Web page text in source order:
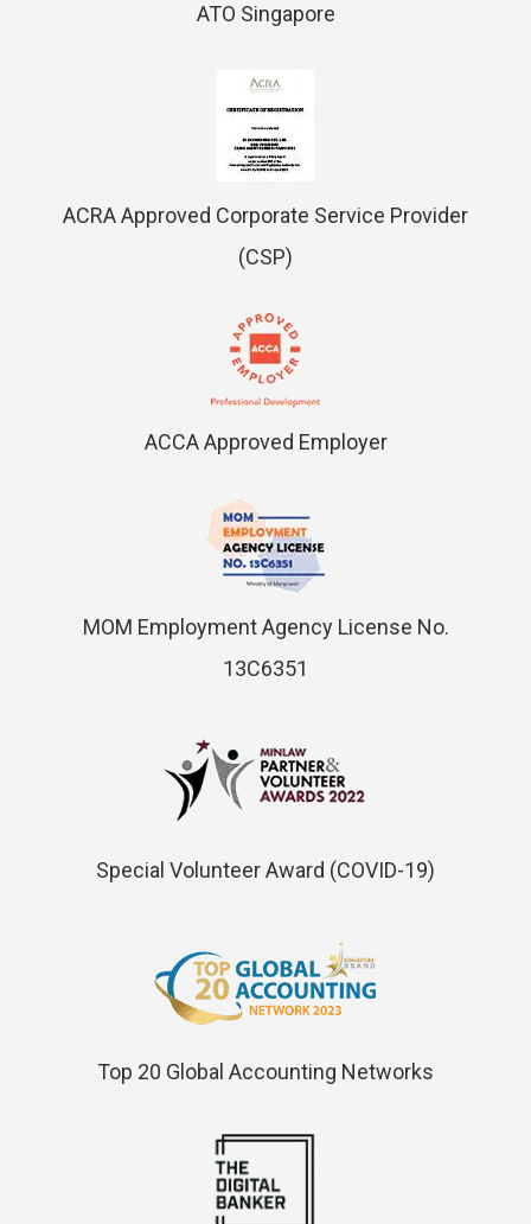
ATO Singapore
ACRA Approved Corporate Service Provider
(CSP)
ACCA Approved Employer
MOM Employment Agency License No.
13C6351
Special Volunteer Award (COVID-19)
Top 20 Global Accounting Networks